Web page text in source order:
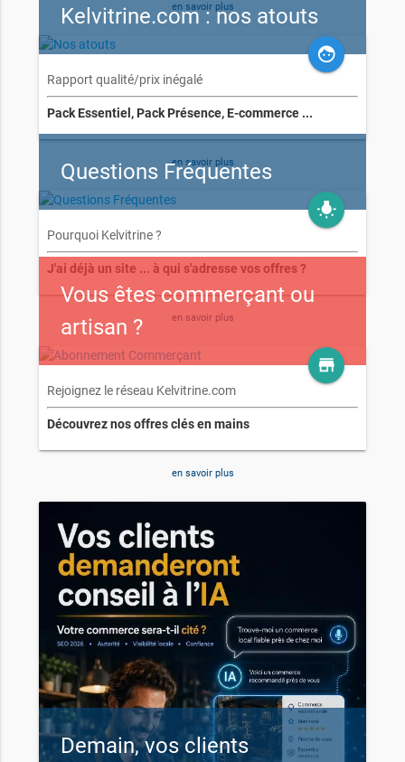
en savoir plus
Kelvitrine.com : nos atouts
face
Rapport qualité/prix inégalé
Pack Essentiel, Pack Présence, E-commerce ...
en savoir plus
Questions Fréquentes
wb_incandescent
Pourquoi Kelvitrine ?
J'ai déjà un site ... à qui s'adresse vos offres ?
en savoir plus
Vous êtes commerçant ou
artisan ?
store
Rejoignez le réseau Kelvitrine.com
Découvrez nos offres clés en mains
en savoir plus
Demain, vos clients